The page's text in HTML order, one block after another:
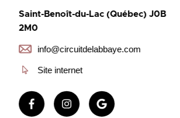
Saint-Benoît-du-Lac (Québec) J0B
2M0
info@circuitdelabbaye.com
Site internet